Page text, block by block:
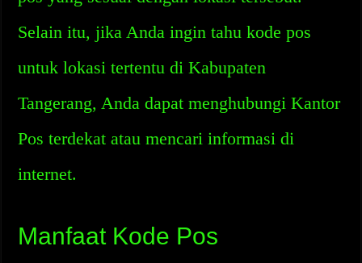
Selain itu, jika Anda ingin tahu kode pos
untuk lokasi tertentu di Kabupaten
Tangerang, Anda dapat menghubungi Kantor
Pos terdekat atau mencari informasi di
internet.
Manfaat Kode Pos